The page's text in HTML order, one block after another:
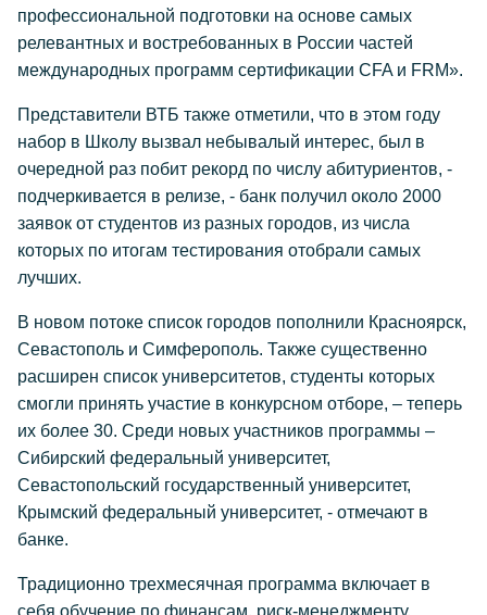
профессиональной подготовки на основе самых
релевантных и востребованных в России частей
международных программ сертификации CFA и FRM».
Представители ВТБ также отметили, что в этом году
набор в Школу вызвал небывалый интерес, был в
очередной раз побит рекорд по числу абитуриентов, -
подчеркивается в релизе, - банк получил около 2000
заявок от студентов из разных городов, из числа
которых по итогам тестирования отобрали самых
лучших.
В новом потоке список городов пополнили Красноярск,
Севастополь и Симферополь. Также существенно
расширен список университетов, студенты которых
смогли принять участие в конкурсном отборе, – теперь
их более 30. Среди новых участников программы –
Сибирский федеральный университет,
Севастопольский государственный университет,
Крымский федеральный университет, - отмечают в
банке.
Традиционно трехмесячная программа включает в
себя обучение по финансам, риск-менеджменту,